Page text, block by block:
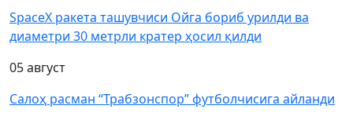
SpaceX ракета ташувчиси Ойга бориб урилди ва
диаметри 30 метрли кратер ҳосил қилди
05 август
Салоҳ расман “Трабзонспор” футболчисига айланди